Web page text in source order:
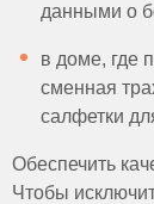
данными о
в доме, где
сменная
салфетки
Обеспечить
Чтобы